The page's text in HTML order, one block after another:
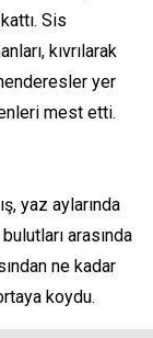
Sis
kıvrılarak
yer
mest etti.
yaz aylarında
arasında
ne kadar
koydu.